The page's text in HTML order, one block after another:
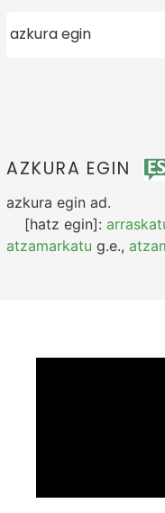
AZKURA EGIN
azkura egin ad.
[hatz egin]:
atzamarkatu g.e.,